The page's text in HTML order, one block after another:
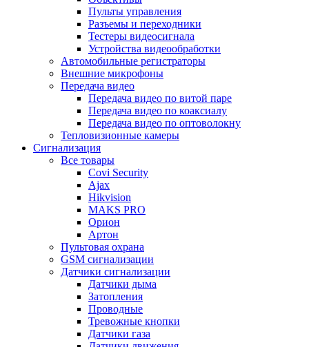
Пульты управления
Разъемы и переходники
Тестеры видеосигнала
Устройства видеообработки
Автомобильные регистраторы
Внешние микрофоны
Передача видео
Передача видео по витой паре
Передача видео по коаксиалу
Передача видео по оптоволокну
Тепловизионные камеры
Сигнализация
Все товары
Covi Security
Ajax
Hikvision
MAKS PRO
Орион
Артон
Пультовая охрана
GSM сигнализации
Датчики сигнализации
Датчики дыма
Затопления
Проводные
Тревожные кнопки
Датчики газа